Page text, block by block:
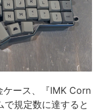
ケース、『IMK Corn
規定数に達すると